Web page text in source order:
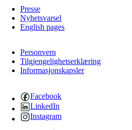
Presse
Nyhetsvarsel
English pages
Personvern
Tilgjengelighetserklæring
Informasjonskapsler
Facebook
LinkedIn
Instagram